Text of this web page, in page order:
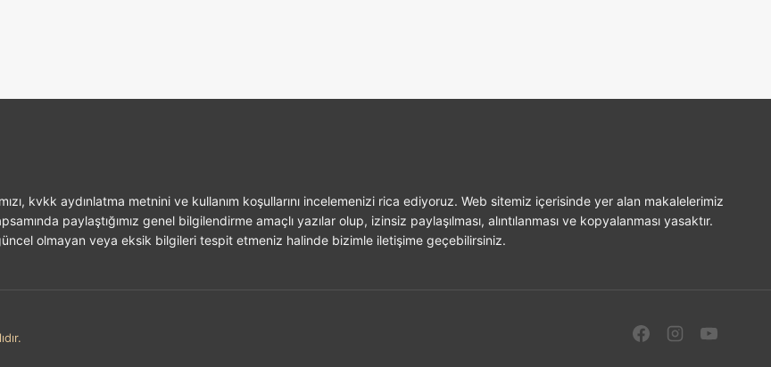
kvkk aydınlatma metnini ve kullanım koşullarını incelemenizi rica ediyoruz. Web sitemiz içerisinde yer alan makalelerimiz
paylaştığımız genel bilgilendirme amaçlı yazılar olup, izinsiz paylaşılması, alıntılanması ve kopyalanması yasaktır.
olmayan veya eksik bilgileri tespit etmeniz halinde bizimle iletişime geçebilirsiniz.